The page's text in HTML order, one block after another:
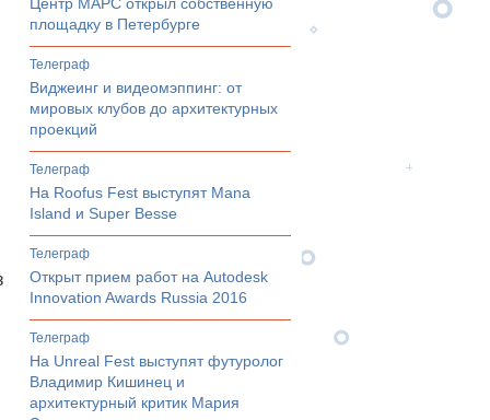
площадку в Петербурге
телеграф
Виджеинг и видеомэппинг: от
мировых клубов до архитектурных
проекций
телеграф
На Roofus Fest выступят Mana
Island и Super Besse
телеграф
Открыт прием работ на Autodesk
Innovation Awards Russia 2016
телеграф
На Unreal Fest выступят футуролог
Владимир Кишинец и
архитектурный критик Мария